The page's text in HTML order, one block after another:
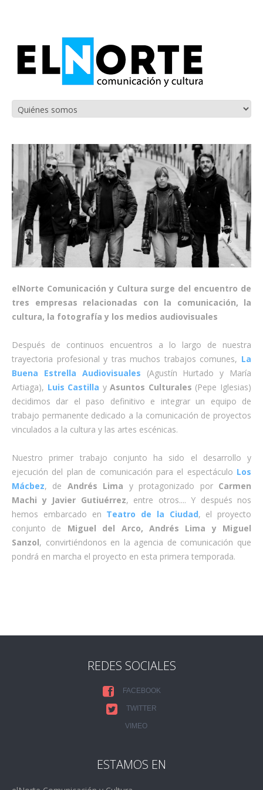
elNorte Comunicación y Cultura surge del encuentro de
tres empresas relacionadas con la comunicación, la
cultura, la fotografía y los medios audiovisuales
Después de continuos encuentros a lo largo de nuestra
trayectoria profesional y tras muchos trabajos comunes, La
Buena Estrella Audiovisuales (Agustín Hurtado y María
Artiaga), Luis Castilla yAsuntos Culturales (Pepe Iglesias)
decidimos dar el paso definitivo e integrar un equipo de
trabajo permanente dedicado a la comunicación de proyectos
vinculados a la cultura y las artes escénicas.
Nuestro primer trabajo conjunto ha sido el desarrollo y
ejecución del plan de comunicación para el espectáculo Los
Mácbez, de Andrés Lima y protagonizado por Carmen
Machi y Javier Gutiuérrez, entre otros.... Y después nos
hemos embarcado en Teatro de la Ciudad, el proyecto
conjunto de Miguel del Arco, Andrés Lima y Miguel
Sanzol, convirtiéndonos en la agencia de comunicación que
pondrá en marcha el proyecto en esta primera temporada.
REDES SOCIALES
FACEBOOK
TWITTER
VIMEO
ESTAMOS EN